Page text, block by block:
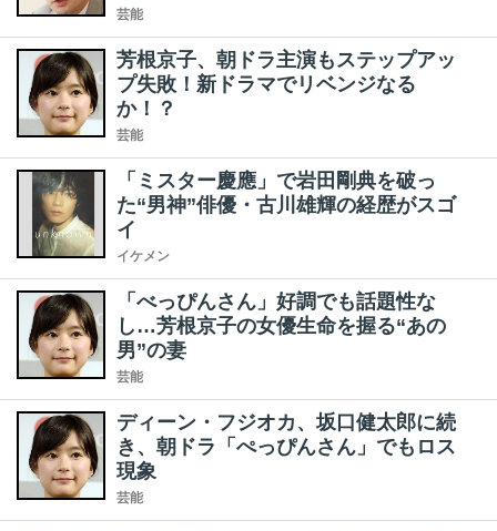
芸能
芳根京子、朝ドラ主演もステップアッ
プ失敗！新ドラマでリベンジなる
か！？
芸能
「ミスター慶應」で岩田剛典を破っ
た“男神”俳優・古川雄輝の経歴がスゴ
イ
イケメン
「べっぴんさん」好調でも話題性な
し…芳根京子の女優生命を握る“あの
男”の妻
芸能
ディーン・フジオカ、坂口健太郎に続
き、朝ドラ「ぺっぴんさん」でもロス
現象
芸能